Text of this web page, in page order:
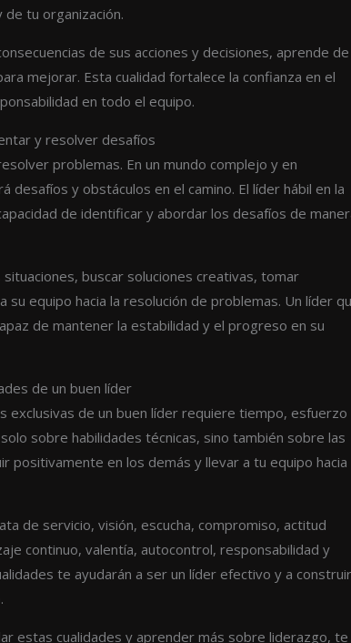
tu organización.
de sus acciones y decisiones, aprende de
mejorar. Esta cualidad fortalece la confianza en el
en todo el equipo.
y resolver desafíos
problemas. En un mundo complejo y en
desafíos y obstáculos en el camino. El líder hábil en la
de identificar y abordar los desafíos de
situaciones, buscar soluciones creativas, tomar
su equipo hacia la resolución de problemas. Un líder
de mantener la estabilidad y el progreso en su
de un buen líder
exclusivas de un buen líder requiere tiempo, esfuerzo
sobre habilidades técnicas, sino también sobre las
positivamente en los demás y llevar a tu equipo hacia
de servicio, visión, escucha, compromiso, actitud
continuo, valentía, autocontrol, responsabilidad y
te ayudarán a ser un líder efectivo y a
estas cualidades y aprender más sobre liderazgo, te